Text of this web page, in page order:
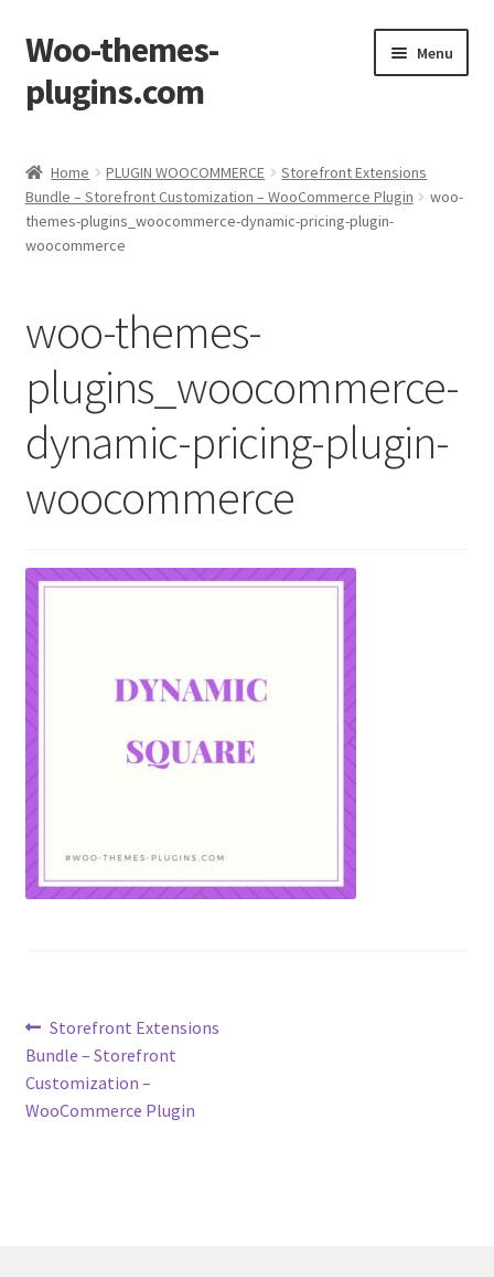
Skip
to
navigation
Skip
to
content
Woo-themes-
plugins.com
Menu
Home PLUGIN WOOCOMMERCE
Storefront Extensions
Bundle – Storefront Customization – WooCommerce Plugin
woo-
themes-plugins_woocommerce-dynamic-pricing-plugin-
woocommerce
woo-themes-
plugins_woocommerce-
dynamic-pricing-plugin-
woocommerce
Post
navigation
Previous
post:
Storefront Extensions
Bundle – Storefront
Customization –
WooCommerce Plugin